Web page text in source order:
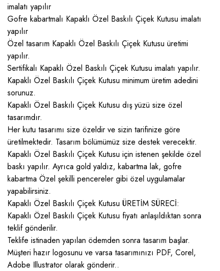
imalatı yapılır
Gofre kabartmalı Kapaklı Özel Baskılı Çiçek Kutusu imalatı
yapılır
Özel tasarım Kapaklı Özel Baskılı Çiçek Kutusu üretimi
yapılır.
Sertifikalı Kapaklı Özel Baskılı Çiçek Kutusu imalatı yapılır.
Kapaklı Özel Baskılı Çiçek Kutusu minimum üretim adedini
sorunuz.
Kapaklı Özel Baskılı Çiçek Kutusu dış yüzü size özel
tasarımdır.
Her kutu tasarımı size özeldir ve sizin tarifinize göre
üretilmektedir. Tasarım bölümümüz size destek verecektir.
Kapaklı Özel Baskılı Çiçek Kutusu için istenen şekilde özel
baskı yapılır. Ayrıca gold yaldız, kabartma lak, gofre
kabartma Özel şekilli pencereler gibi özel uygulamalar
yapabilirsiniz.
Kapaklı Özel Baskılı Çiçek Kutusu ÜRETİM SÜRECİ:
Kapaklı Özel Baskılı Çiçek Kutusu fiyatı anlaşıldıktan sonra
teklif gönderilir.
Teklife istinaden yapılan ödemden sonra tasarım başlar.
Müşteri hazır logosunu ve varsa tasarımınızı PDF, Corel,
Adobe Illustrator olarak gönderir..